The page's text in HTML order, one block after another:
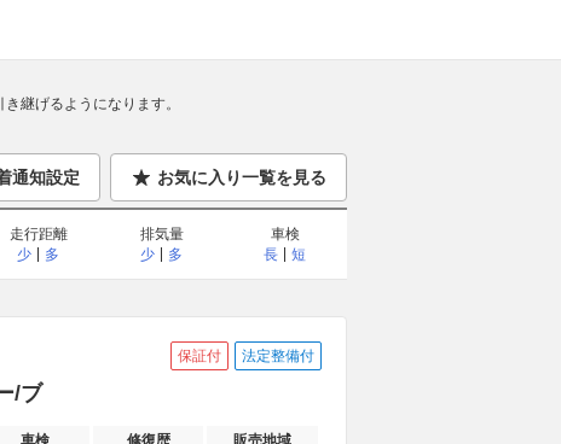
継げるようになります。
通知設定 お気に入り一覧を見る
走行距離
少
多
排気量
少
多
車検
長
短
保証付 法定整備付
/ブ
車検 修復歴 販売地域